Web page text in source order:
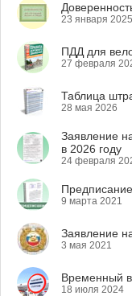
23 января 2025
ПДД для
27 февраля
Таблица
28 мая 2026
Заявление
в 2026 году
24 февраля
9 марта 2021
Заявление
3 мая 2021
Временный
18 июля 2024